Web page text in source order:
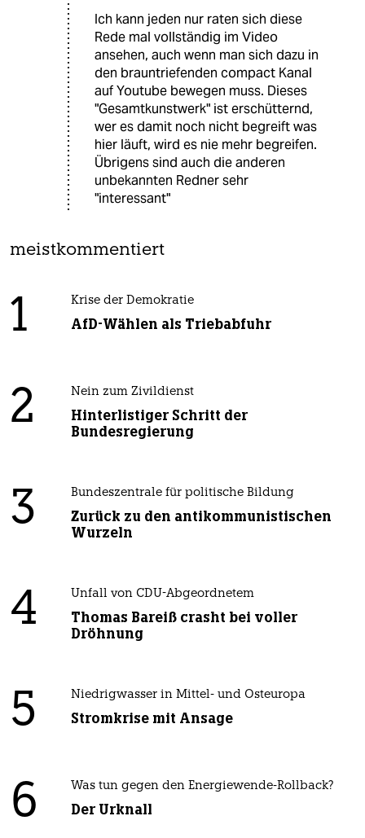
Ich kann jeden nur raten sich diese
Rede mal vollständig im Video
ansehen, auch wenn man sich dazu in
den brauntriefenden compact Kanal
auf Youtube bewegen muss. Dieses
"Gesamtkunstwerk" ist erschütternd,
wer es damit noch nicht begreift was
hier läuft, wird es nie mehr begreifen.
Übrigens sind auch die anderen
unbekannten Redner sehr
"interessant"
meistkommentiert
1 Krise der Demokratie
AfD-Wählen als Triebabfuhr
2 Nein zum Zivildienst
Hinterlistiger Schritt der
Bundesregierung
3 Bundeszentrale für politische Bildung
Zurück zu den antikommunistischen
Wurzeln
4 Unfall von CDU-Abgeordnetem
Thomas Bareiß crasht bei voller
Dröhnung
5 Niedrigwasser in Mittel- und Osteuropa
Stromkrise mit Ansage
6 Was tun gegen den Energiewende-Rollback?
Der Urknall